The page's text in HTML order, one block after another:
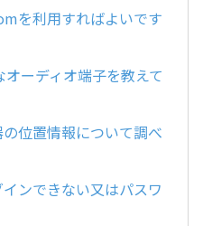
を利用すればよいです
ーディオ端子を教えて
位置情報について調べ
ンできない又はパスワ